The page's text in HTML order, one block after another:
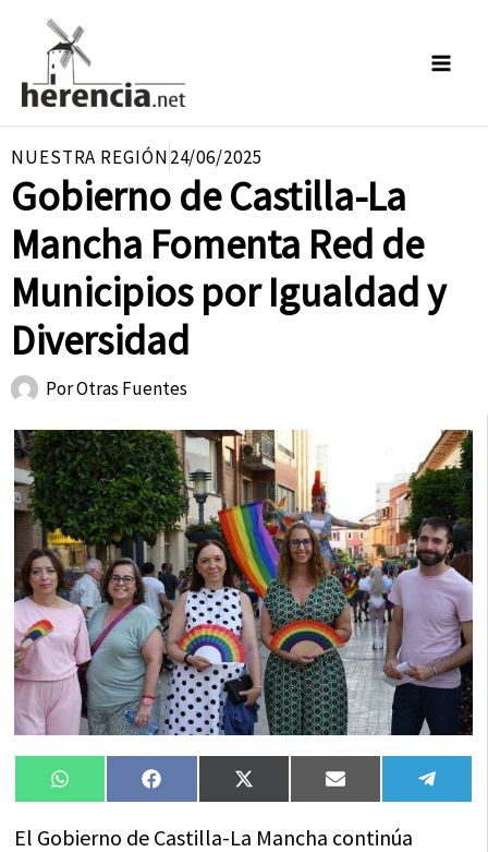
contenido
NUESTRA REGIÓN24/06/2025
Gobierno de Castilla-La
Mancha Fomenta Red de
Municipios por Igualdad y
Diversidad
PorOtras Fuentes
Compartir
en
WhatsAppCompartir
en
FacebookCompartir
en
X
(Twitter)
Compartir
en
Email
en
El Gobierno de Castilla-La Mancha continúa